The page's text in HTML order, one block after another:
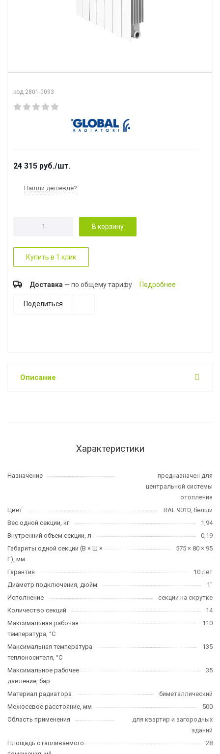
код 2801-0093
24 315 руб./шт.
Нашли дешевле?
В корзину
Купить в 1 клик
Доставка — по общему тарифу Подробнее
Поделиться
Описание
Характеристики
Назначение
предназначен для
центральной системы
отопления
Цвет
RAL 9010, белый
Вес одной секции, кг
1,94
Внутренний объем секции, л
0,19
Габариты одной секции (В × Ш ×
Г), мм
575 × 80 × 95
Гарантия
10 лет
Диаметр подключения, дюйм
1"
Исполнение
секции на скрутке
Количество секций
14
Максимальная рабочая
температура, °C
110
Максимальная температура
теплоносителя, °C
135
Максимальное рабочее
давление, бар
35
Материал радиатора
биметаллический
Межосевое расстояние, мм
500
Область применения
для квартир и загородных
зданий
Площадь отапливаемого
28